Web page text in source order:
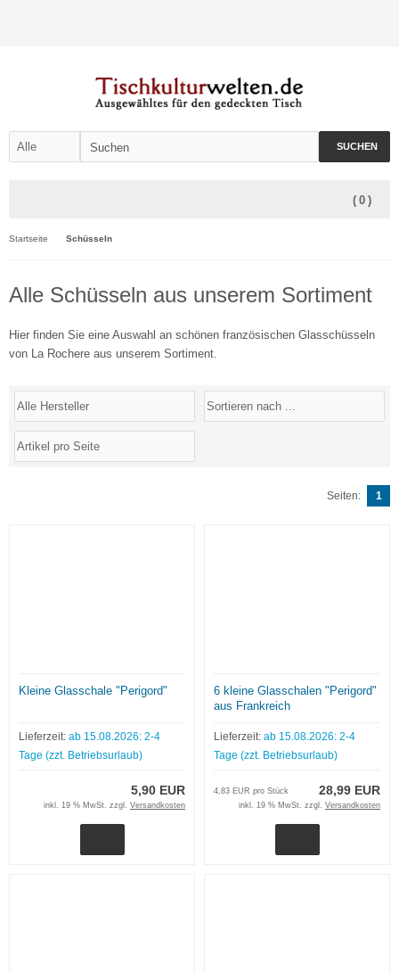
SUCHEN
( 0 )
Startseite Schüsseln
Alle Schüsseln aus unserem Sortiment
Hier finden Sie eine Auswahl an schönen französischen Glasschüsseln
von La Rochere aus unserem Sortiment.
Seiten: 1
Kleine Glasschale "Perigord"
Lieferzeit: ab 15.08.2026: 2-4
Tage (zzt. Betriebsurlaub)
5,90 EUR
inkl. 19 % MwSt. zzgl. Versandkosten
6 kleine Glasschalen "Perigord"
aus Frankreich
Lieferzeit: ab 15.08.2026: 2-4
Tage (zzt. Betriebsurlaub)
28,99 EUR
4,83 EUR pro Stück
inkl. 19 % MwSt. zzgl. Versandkosten